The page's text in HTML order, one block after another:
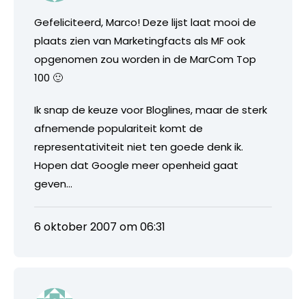
Gefeliciteerd, Marco! Deze lijst laat mooi de
plaats zien van Marketingfacts als MF ook
opgenomen zou worden in de MarCom Top
100 🙂
Ik snap de keuze voor Bloglines, maar de sterk
afnemende populariteit komt de
representativiteit niet ten goede denk ik.
Hopen dat Google meer openheid gaat
geven…
6 oktober 2007 om 06:31